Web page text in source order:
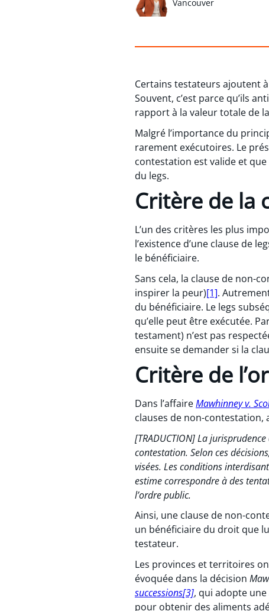
Vancouver
Certains testateurs ajoutent
Souvent, c’est parce qu’ils
rapport à la valeur totale de
Malgré l’importance du
rarement exécutoires. Le
contestation est valide et
du legs.
Critère de la
L’un des critères les plus
l’existence d’une clause de
le bénéficiaire.
Sans cela, la clause de non-
inspirer la peur)[1].
du bénéficiaire. Le legs
qu’elle peut être exécutée.
testament) n’est pas
ensuite se demander si la
Critère de
Dans l’affaireMawhinney v.
clauses de non-contestation,
[TRADUCTION] La
contestation. Selon ces
visées. Les conditions
estime correspondre à des
l’ordre public.
Ainsi, une clause de non-
un bénéficiaire du droit que
testateur.
Les provinces et territoires
évoquée dans la décision
successions[3], qui adopte
pour obtenir des aliments